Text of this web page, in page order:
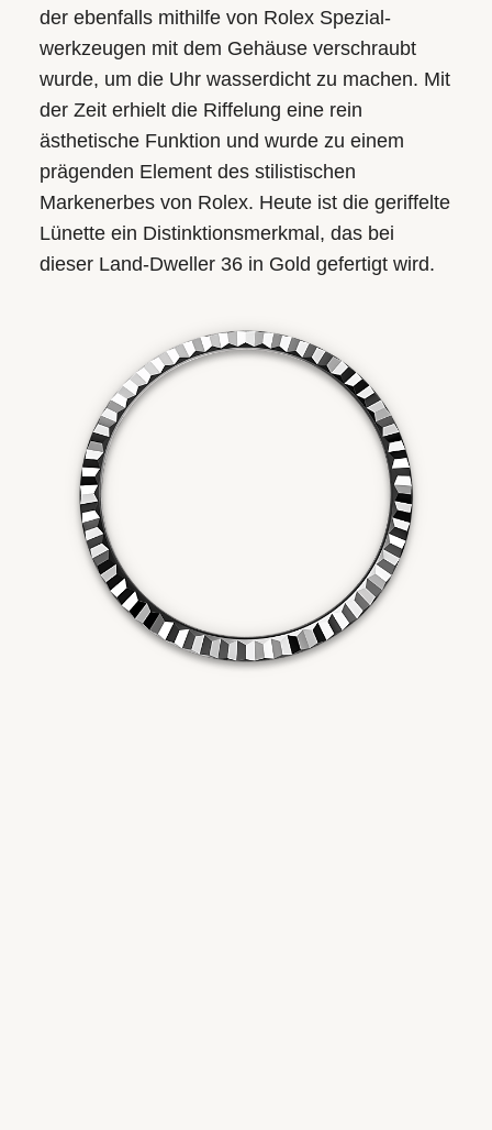
der ebenfalls mithilfe von Rolex Spezial­
werkzeugen mit dem Gehäuse verschraubt
wurde, um die Uhr wasserdicht zu machen. Mit
der Zeit erhielt die Riffelung eine rein
ästhetische Funktion und wurde zu einem
prägenden Element des stilistischen
Markenerbes von Rolex. Heute ist die geriffelte
Lünette ein Distinktions­merkmal, das bei
dieser Land-Dweller 36 in Gold gefertigt wird.